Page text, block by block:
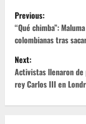
P
o
s
t
n
Previous:
“Qué chimba”:
colombianas tras
Next:
Activistas llenaron
rey Carlos III en